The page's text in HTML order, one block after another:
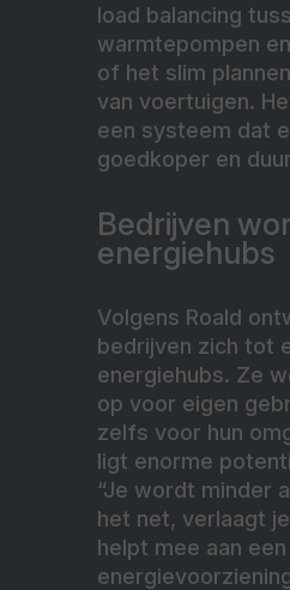
load balancing
warmtepompen
of het slim
van voertuigen.
een systeem dat
goedkoper en
Bedrijven
energiehubs
Volgens Roald
bedrijven zich tot
energiehubs. Ze
op voor eigen
zelfs voor hun
ligt enorme
“Je wordt minder
het net, verlaagt
helpt mee aan